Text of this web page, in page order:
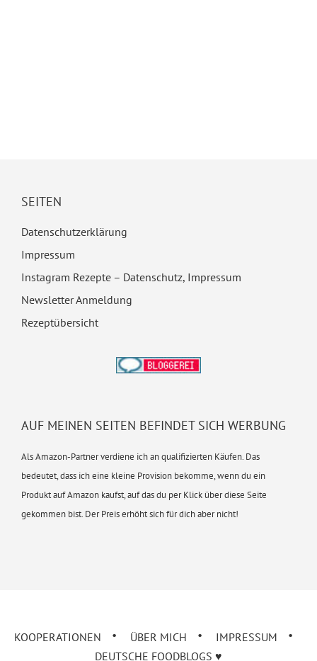
SEITEN
Datenschutzerklärung
Impressum
Instagram Rezepte – Datenschutz, Impressum
Newsletter Anmeldung
Rezeptübersicht
AUF MEINEN SEITEN BEFINDET SICH WERBUNG
Als Amazon-Partner verdiene ich an qualifizierten Käufen. Das
bedeutet, dass ich eine kleine Provision bekomme, wenn du ein
Produkt auf Amazon kaufst, auf das du per Klick über diese Seite
gekommen bist. Der Preis erhöht sich für dich aber nicht!
KOOPERATIONEN ÜBER MICH
IMPRESSUM
DEUTSCHE FOODBLOGS ♥︎